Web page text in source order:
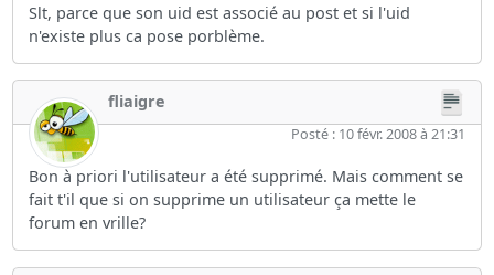
Slt, parce que son uid est associé au post et si l'uid
n'existe plus ca pose porblème.
fliaigre
Posté : 10 févr. 2008 à 21:31
Bon à priori l'utilisateur a été supprimé. Mais comment se
fait t'il que si on supprime un utilisateur ça mette le
forum en vrille?